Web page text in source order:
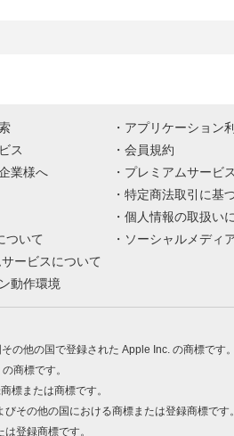
ス
業様へ
ついて
ービスについて
動作環境
アプリケーション
会員規約
プレミアムサービ
特定商法取引に基
個人情報の取扱い
ソーシャルメディ
他の国で登録された Apple Inc. の商標です
商標です。
標または商標です。
その他の国における商標または登録商標です。
登録商標です。